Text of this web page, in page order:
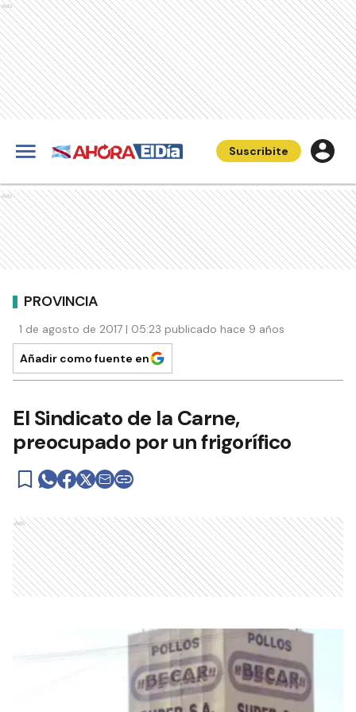
Ads
Suscribite
Ads
PROVINCIA
1 de agosto de 2017 | 05:23 publicado hace 9 años
Añadir como fuente en
El Sindicato de la Carne,
preocupado por un frigorífico
Ads